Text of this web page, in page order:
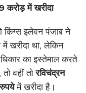
करोड़ में खरीदा
किंग्स इलेवन पंजाब ने
खरीदा था, लेकिन
का इस्तेमाल करते
वहीं तोरविचंद्रन
में खरीदा है।